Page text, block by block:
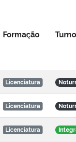
Formação Turno
Licenciatura
Licenciatura
Licenciatura